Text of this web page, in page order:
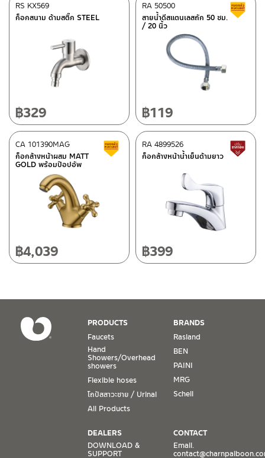
After Sales Service Center – Bangkok
662/61-62 Rama 3 Road, Bangpongpang, Yannawa,
Tel: 02-358-0080 / 080-075-8668 / 091-545-0556
After Sales Service Center Chiangmai
118/33 Onsirin M.8, Sunpuloey, Doysaked, Chaingmai 50220
Tel: 080-075-2626
Operating Time
Saturday 8:30-15:00 hrs.
Closed on Sunday and Special / Public Holidays
1. A proof of purchase, or seller’s receipt, shall be required
to validate product warranty which will be checked against
the date of purchase. In the absence of such proof of
purchase, no warranty claims can be made.
2. To be eligible for warranty claims, a product must be in
its proper working condition. If defects such as dents,
cracks, or impact breakage are evident, or its overall
ติดต่อพนักงานขาย / Contact Sales Staff
@charnpaiboon.sales
ติดต่อ ชาญไพบูลย์ / Contact Us Click Here
ก็อกสนาม ด้ามสติ๊ก STEEL
RS KX569
฿329
สายน้ำดีสแตนเลสถัก 50 ซม.
/ 20 นิ้ว
RA 50500
฿119
ก็อกล้างหน้าผสม MATT
GOLD พร้อมป๊อปอัพ
CA 101390MAG Clearance sale
฿4,039
ก็อกล้างหน้าน้ำเย็นด้ามยาว
RA 4899526
฿399
PRODUCTS
Faucets
Hand
Showers/Overhead
showers
Flexible hoses
โถปัสสาวะชาย / Urinal
All Products
BRANDS
Rasland
BEN
PAINI
MRG
Schell
DEALERS
DOWNLOAD &
SUPPORT
CONTACT
Email.